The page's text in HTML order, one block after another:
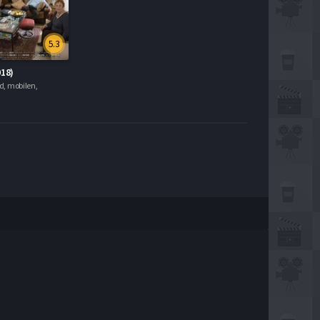
5.3
mobilen,